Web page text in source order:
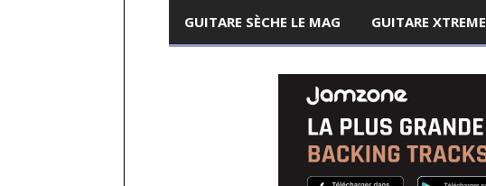
GUITARE SÈCHE LE MAG GUITARE XTREME